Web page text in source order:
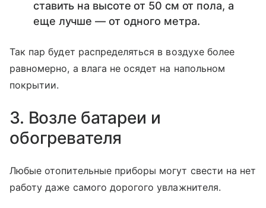
ставить на высоте от 50 см от пола, а
еще лучше — от одного метра.
Так пар будет распределяться в воздухе более
равномерно, а влага не осядет на напольном
покрытии.
3. Возле батареи и
обогревателя
Любые отопительные приборы могут свести на нет
работу даже самого дорогого увлажнителя.